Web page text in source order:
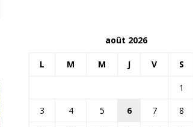
août 2026
L M M J V S
1
3
4 5 6 7 8